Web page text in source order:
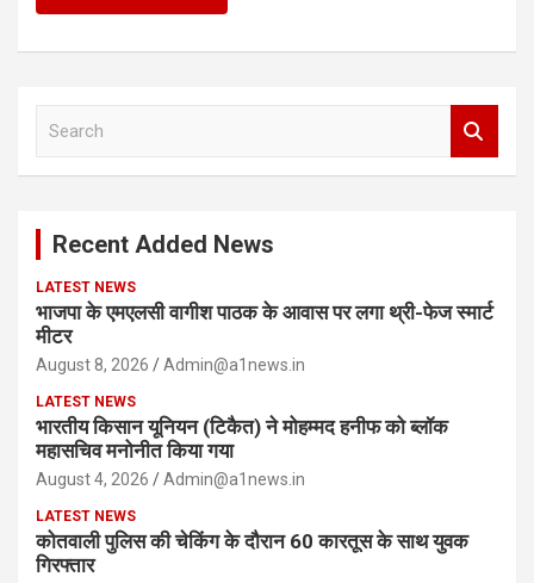
Recent Added News
LATEST NEWS
भाजपा के एमएलसी वागीश पाठक के आवास पर लगा थ्री-फेज स्मार्ट
मीटर
August 8, 2026 Admin@a1news.in
LATEST NEWS
भारतीय किसान यूनियन (टिकैत) ने मोहम्मद हनीफ को ब्लॉक
महासचिव मनोनीत किया गया
August 4, 2026 Admin@a1news.in
LATEST NEWS
कोतवाली पुलिस की चेकिंग के दौरान 60 कारतूस के साथ युवक
गिरफ्तार